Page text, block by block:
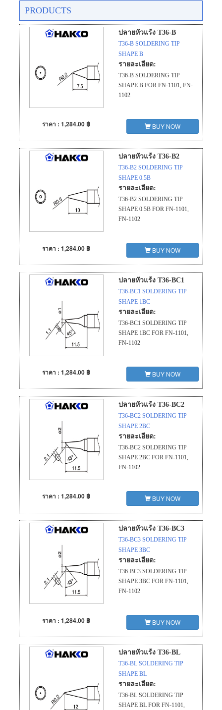
PRODUCTS
ปลายหัวแร้ง T36-B
T36-B SOLDERING TIP
SHAPE B
รายละเอียด:
T36-B SOLDERING TIP
SHAPE B FOR FN-1101, FN-
1102
ราคา : 1,284.00 ฿ BUY NOW
ปลายหัวแร้ง T36-B2
T36-B2 SOLDERING TIP
SHAPE 0.5B
รายละเอียด:
T36-B2 SOLDERING TIP
SHAPE 0.5B FOR FN-1101,
FN-1102
ราคา : 1,284.00 ฿ BUY NOW
ปลายหัวแร้ง T36-BC1
T36-BC1 SOLDERING TIP
SHAPE 1BC
รายละเอียด:
T36-BC1 SOLDERING TIP
SHAPE 1BC FOR FN-1101,
FN-1102
ราคา : 1,284.00 ฿ BUY NOW
ปลายหัวแร้ง T36-BC2
T36-BC2 SOLDERING TIP
SHAPE 2BC
รายละเอียด:
T36-BC2 SOLDERING TIP
SHAPE 2BC FOR FN-1101,
FN-1102
ราคา : 1,284.00 ฿ BUY NOW
ปลายหัวแร้ง T36-BC3
T36-BC3 SOLDERING TIP
SHAPE 3BC
รายละเอียด:
T36-BC3 SOLDERING TIP
SHAPE 3BC FOR FN-1101,
FN-1102
ราคา : 1,284.00 ฿ BUY NOW
ปลายหัวแร้ง T36-BL
T36-BL SOLDERING TIP
SHAPE BL
รายละเอียด:
T36-BL SOLDERING TIP
SHAPE BL FOR FN-1101,